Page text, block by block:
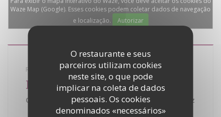
O restaurante e seus
parceiros utilizam cookies
neste site, o que pode
implicar na coleta de dados
pessoais. Os cookies
denominados «necessários»
Waze Map (Google). Esses cookies podem coletar dados de navegação
e localização.
Autorizar
RESTAURANTE TRADICIONAL
La Bouillabaisse
Quartier de la Bouillabaisse - 83990 Saint Tropez
No Golfo de Saint-Tropez, obter uma das melhores